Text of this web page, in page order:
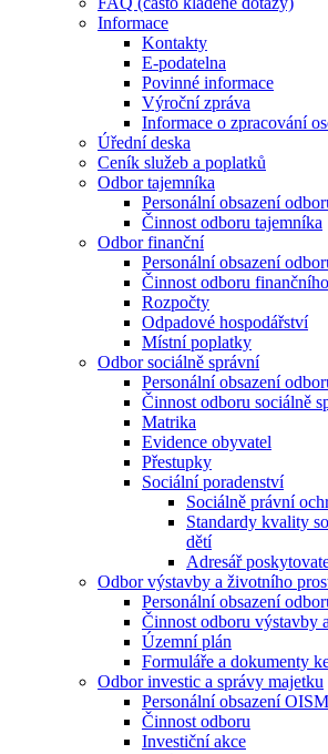
Informace
Kontakty
E-podatelna
Povinné informace
Výroční zpráva
Informace o zpracování
Úřední deska
Ceník služeb a poplatků
Odbor tajemníka
Personální obsazení
Činnost odboru tajemníka
Odbor finanční
Personální obsazení
Činnost odboru finančního
Rozpočty
Odpadové hospodářství
Místní poplatky
Odbor sociálně správní
Personální obsazení
Činnost odboru sociálně
Matrika
Evidence obyvatel
Přestupky
Sociální poradenství
Sociálně právní
Standardy kvality
dětí
Adresář
Odbor výstavby a životního
Personální obsazení
Činnost odboru výstavby
Územní plán
Formuláře a dokumenty
Odbor investic a správy majetku
Personální obsazení OISM
Činnost odboru
Investiční akce